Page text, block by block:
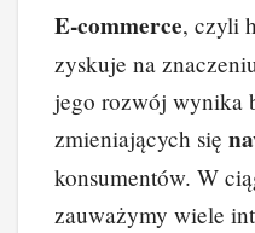
E-commerce, czyli
zyskuje na
jego rozwój wynika
zmieniających się
konsumentów. W
zauważymy wiele